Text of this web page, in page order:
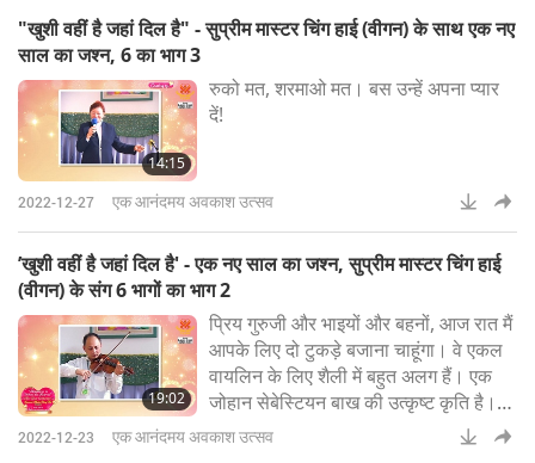
"खुशी वहीं है जहां दिल है" - सुप्रीम मास्टर चिंग हाई (वीगन) के साथ एक नए
साल का जश्न, 6 का भाग 3
14:15
रुको मत, शरमाओ मत। बस उन्हें अपना प्यार
दें!
2022-12-27 एक आनंदमय अवकाश उत्सव
’खुशी वहीं है जहां दिल है' - एक नए साल का जश्न, सुप्रीम मास्टर चिंग हाई
(वीगन) के संग 6 भागों का भाग 2
19:02
प्रिय गुरुजी और भाइयों और बहनों, आज रात मैं
आपके लिए दो टुकड़े बजाना चाहूंगा। वे एकल
वायलिन के लिए शैली में बहुत अलग हैं। एक
जोहान सेबेस्टियन बाख की उत्कृष्ट कृति है।
दूसरे को निकोलो पगनीनी कहा जाता है -
2022-12-23 एक आनंदमय अवकाश उत्सव